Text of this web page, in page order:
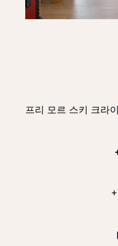
프리 모르 스키 크라